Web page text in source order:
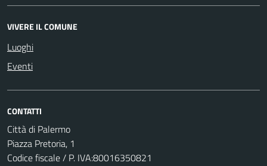
VIVERE IL COMUNE
Luoghi
Eventi
CONTATTI
Città di Palermo
Piazza Pretoria, 1
Codice fiscale / P. IVA:80016350821